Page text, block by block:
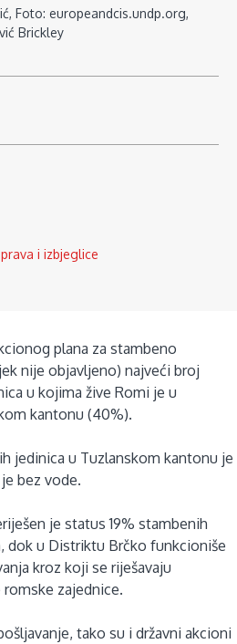
Foto: europeandcis.undp.org,
Brickley
i izbjeglice
plana za stambeno
nije objavljeno) najveći broj
u kojima žive Romi je u
kantonu (40%).
jedinica u Tuzlanskom kantonu je
bez vode.
je status 19% stambenih
dok u Distriktu Brčko funkcioniše
kroz koji se riješavaju
zajednice.
tako su i državni akcioni